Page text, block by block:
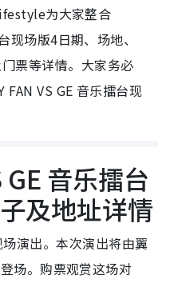
为大家整合
现场版4日期、场地、
票等详情。大家务必
FAN VS GE 音乐擂台现
GE 音乐擂台
及地址详情
演出。本次演出将由翼
场。购票观赏这场对